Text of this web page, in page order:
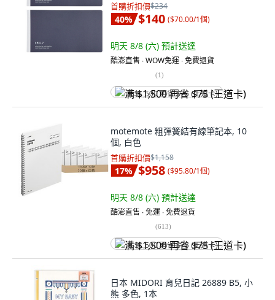
首購折扣價$234
40% $140 ($70.00/1個)
明天 8/8 (六) 預計送達
酷澎直售 ∙ WOW免運 ∙ 免費退貨
(1)
满 $1,500 再省 $75 (王道卡)
motemote 粗彈簧結有線筆記本, 10
個, 白色
首購折扣價$1,158
17% $958 ($95.80/1個)
明天 8/8 (六) 預計送達
酷澎直售 ∙ 免運 ∙ 免費退貨
(613)
满 $1,500 再省 $75 (王道卡)
日本 MIDORI 育兒日記 26889 B5, 小
熊 多色, 1本